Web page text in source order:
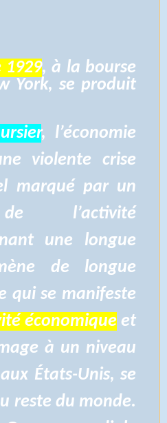
1929, à la bourse
York, se produit
, l’économie
violente crise
marqué par un
de l’activité
une longue
de longue
qui se manifeste
économique et
à un niveau
États-Unis, se
reste du monde.